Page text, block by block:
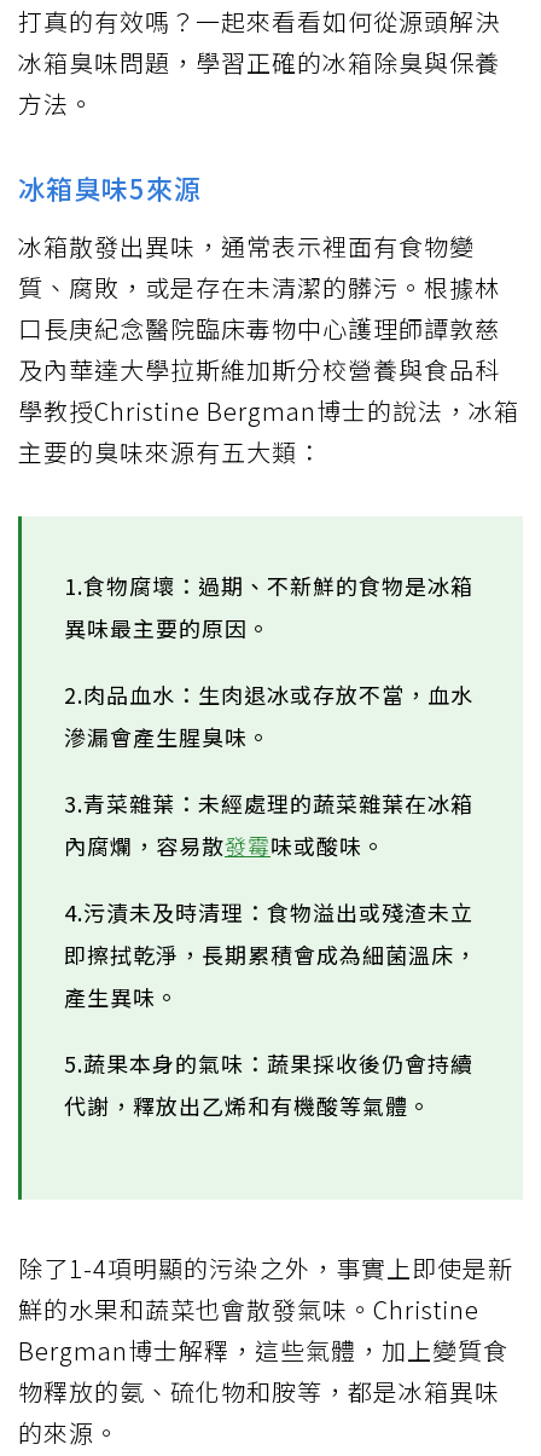
打真的有效嗎？一起來看看如何從源頭解決
冰箱臭味問題，學習正確的冰箱除臭與保養
方法。
冰箱臭味5來源
冰箱散發出異味，通常表示裡面有食物變
質、腐敗，或是存在未清潔的髒污。根據林
口長庚紀念醫院臨床毒物中心護理師譚敦慈
及內華達大學拉斯維加斯分校營養與食品科
學教授Christine Bergman博士的說法，冰箱
主要的臭味來源有五大類：
1.食物腐壞：過期、不新鮮的食物是冰箱
異味最主要的原因。
2.肉品血水：生肉退冰或存放不當，血水
滲漏會產生腥臭味。
3.青菜雜葉：未經處理的蔬菜雜葉在冰箱
內腐爛，容易散發霉味或酸味。
4.污漬未及時清理：食物溢出或殘渣未立
即擦拭乾淨，長期累積會成為細菌溫床，
產生異味。
5.蔬果本身的氣味：蔬果採收後仍會持續
代謝，釋放出乙烯和有機酸等氣體。
除了1-4項明顯的污染之外，事實上即使是新
鮮的水果和蔬菜也會散發氣味。Christine
Bergman博士解釋，這些氣體，加上變質食
物釋放的氨、硫化物和胺等，都是冰箱異味
的來源。